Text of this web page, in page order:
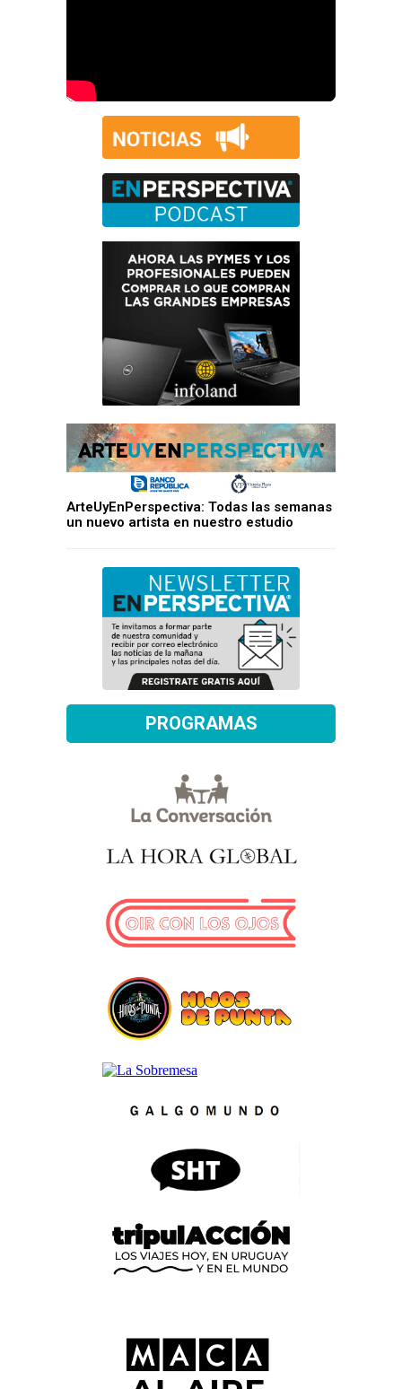
ArteUyEnPerspectiva: Todas las semanas
un nuevo artista en nuestro estudio
PROGRAMAS